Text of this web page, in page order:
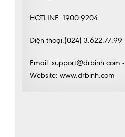
HOTLINE: 1900 9204
Điện thoại.(024)-3.622.77.99
Email: support@drbinh.com -
Website: www.drbinh.com